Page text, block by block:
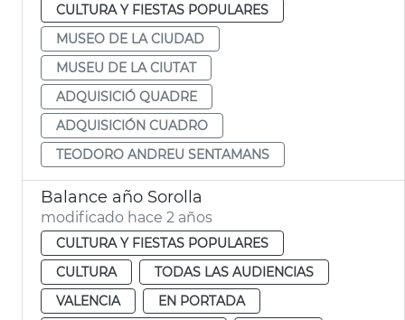
CULTURA Y FIESTAS POPULARES
MUSEO DE LA CIUDAD
MUSEU DE LA CIUTAT
ADQUISICIÓ QUADRE
ADQUISICIÓN CUADRO
TEODORO ANDREU SENTAMANS
Balance año Sorolla
modificado hace 2 años
CULTURA Y FIESTAS POPULARES
CULTURA
TODAS LAS AUDIENCIAS
VALENCIA
EN PORTADA